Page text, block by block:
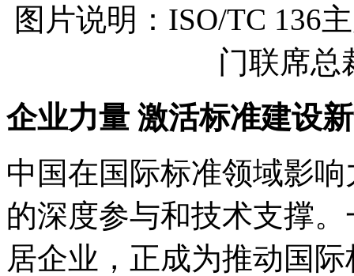
图片说明：ISO/TC 136
门联席总
企业力量 激活标准建设
中国在国际标准领域影
的深度参与和技术支撑
居企业，正成为推动国